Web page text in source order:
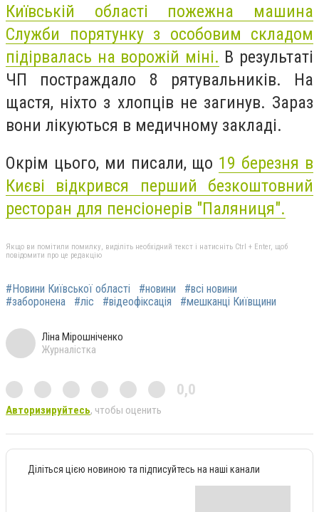
Київській області пожежна машина
Служби порятунку з особовим складом
підірвалась на ворожій міні. В результаті
ЧП постраждало 8 рятувальників. На
щастя, ніхто з хлопців не загинув. Зараз
вони лікуються в медичному закладі.
Окрім цього, ми писали, що 19 березня в
Києві відкрився перший безкоштовний
ресторан для пенсіонерів "Паляниця".
Якщо ви помітили помилку, виділіть необхідний текст і натисніть Ctrl + Enter, щоб
повідомити про це редакцію
#Новини Київської області #новини
#всі новини
#заборонена
#ліс #відеофіксація #мешканці Київщини
Ліна Мірошніченко
Журналістка
0,0
Авторизируйтесь, чтобы оценить
Діліться цією новиною та підписуйтесь на наші канали